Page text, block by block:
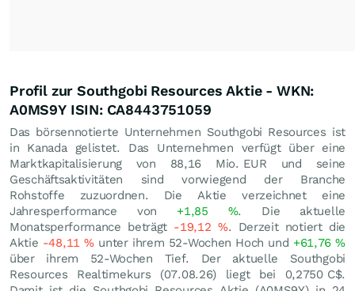
Profil zur Southgobi Resources Aktie - WKN:
A0MS9Y ISIN: CA8443751059
Das börsennotierte Unternehmen Southgobi Resources ist
in Kanada gelistet. Das Unternehmen verfügt über eine
Marktkapitalisierung von 88,16 Mio. EUR und seine
Geschäftsaktivitäten sind vorwiegend der Branche
Rohstoffe zuzuordnen. Die Aktie verzeichnet eine
Jahresperformance von +1,85 %. Die aktuelle
Monatsperformance beträgt -19,12 %. Derzeit notiert die
Aktie -48,11%unter ihrem 52-Wochen Hoch und +61,76%
über ihrem 52-Wochen Tief. Der aktuelle Southgobi
Resources Realtimekurs (07.08.26) liegt bei 0,2750 C$.